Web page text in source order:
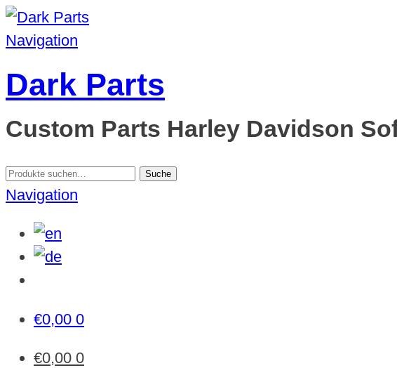
Navigation
Dark Parts
Custom Parts Harley Davidson
Suche
nach:
Suche
Navigation
€0,00 0
€0,00 0